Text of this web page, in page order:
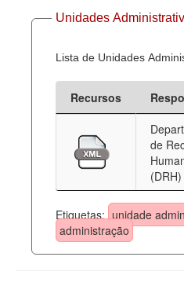
Unidades
Lista de Unidades
Recursos
de
(DRH)
Etiquetas: unidade
administração